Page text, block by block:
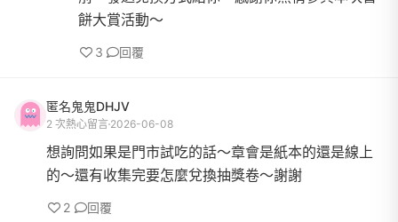
餅大賞活動～
3 回覆
匿名鬼鬼DHJV
2 次熱心留言 2026-06-08
想詢問如果是門市試吃的話～章會是紙本的還是線上
的～還有收集完要怎麼兌換抽獎卷～謝謝
2 回覆